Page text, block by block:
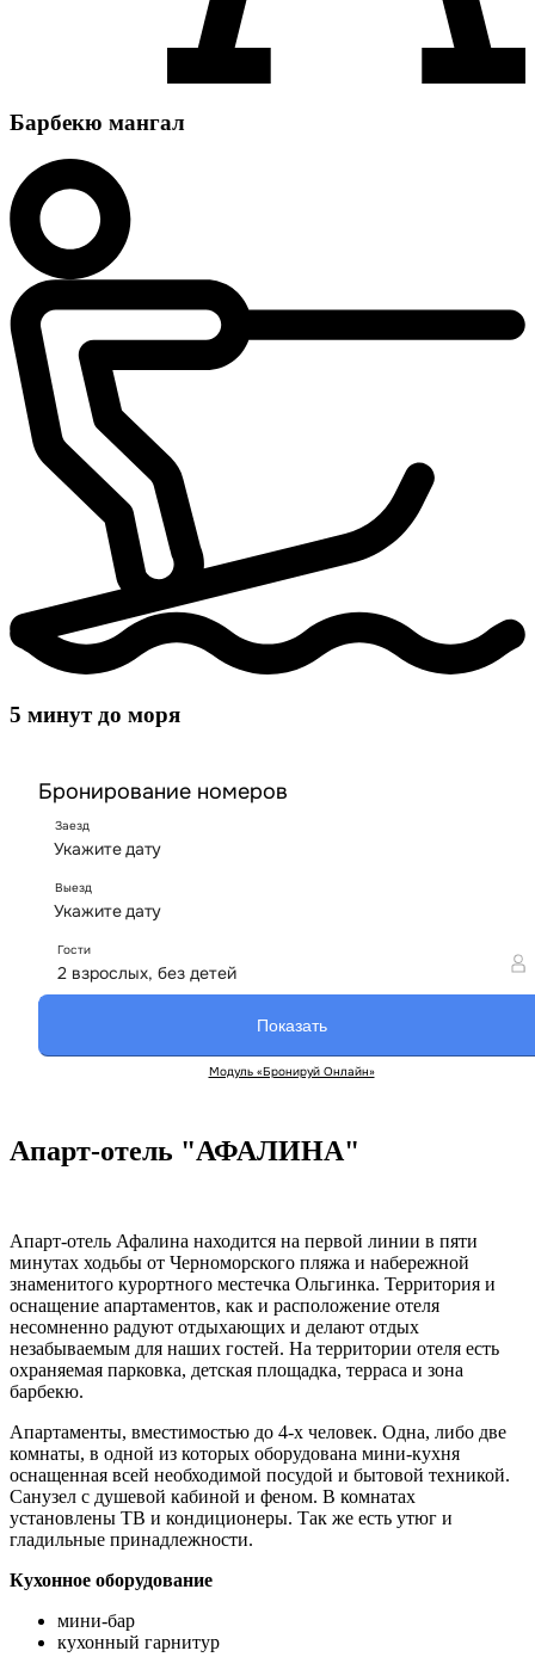
Барбекю мангал
5 минут до моря
Апарт-отель "АФАЛИНА"
Апарт-отель Афалина находится на первой линии в пяти
минутах ходьбы от Черноморского пляжа и набережной
знаменитого курортного местечка Ольгинка. Территория и
оснащение апартаментов, как и расположение отеля
несомненно радуют отдыхающих и делают отдых
незабываемым для наших гостей. На территории отеля есть
охраняемая парковка, детская площадка, терраса и зона
барбекю.
Апартаменты, вместимостью до 4-х человек. Одна, либо две
комнаты, в одной из которых оборудована мини-кухня
оснащенная всей необходимой посудой и бытовой техникой.
Санузел с душевой кабиной и феном. В комнатах
установлены ТВ и кондиционеры. Так же есть утюг и
гладильные принадлежности.
Кухонное оборудование
мини-бар
кухонный гарнитур